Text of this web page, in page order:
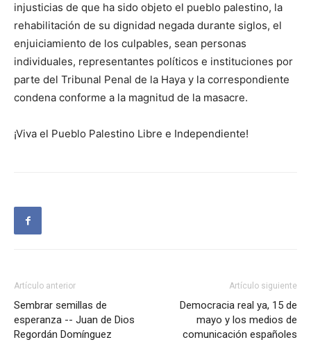
injusticias de que ha sido objeto el pueblo palestino, la
rehabilitación de su dignidad negada durante siglos, el
enjuiciamiento de los culpables, sean personas
individuales, representantes políticos e instituciones por
parte del Tribunal Penal de la Haya y la correspondiente
condena conforme a la magnitud de la masacre.
¡Viva el Pueblo Palestino Libre e Independiente!
Artículo anterior
Sembrar semillas de
esperanza -- Juan de Dios
Regordán Domínguez
Artículo siguiente
Democracia real ya, 15 de
mayo y los medios de
comunicación españoles